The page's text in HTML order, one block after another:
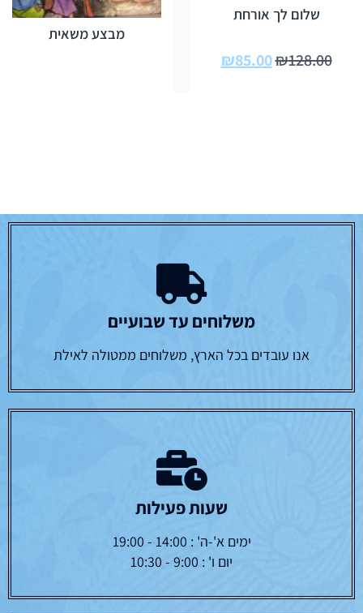
שלום לך אורחת
₪128.00
₪85.00
מבצע משאית
משלוחים עד שבועיים
אנו עובדים בכל הארץ, משלוחים ממטולה לאילת
שעות פעילות
ימים א'-ה' : 14:00 - 19:00
יום ו' : 9:00 - 10:30